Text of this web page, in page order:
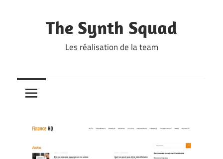
The Synth Squad
Les réalisation de la team